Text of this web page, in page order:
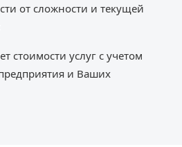
от сложности и текущей
стоимости услуг с учетом
и Ваших